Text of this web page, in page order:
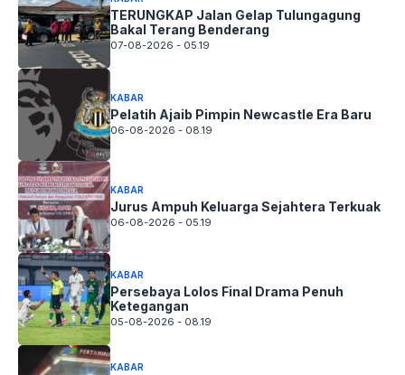
TERUNGKAP Jalan Gelap Tulungagung
Bakal Terang Benderang
07-08-2026 - 05.19
KABAR
Pelatih Ajaib Pimpin Newcastle Era Baru
06-08-2026 - 08.19
KABAR
Jurus Ampuh Keluarga Sejahtera Terkuak
06-08-2026 - 05.19
KABAR
Persebaya Lolos Final Drama Penuh
Ketegangan
05-08-2026 - 08.19
KABAR